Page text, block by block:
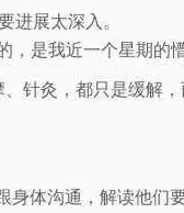
进展太深入。
是我近一个星期的懵
针灸，都只是缓解
体沟通，解读他们